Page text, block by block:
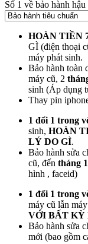
Số 1 về bảo hành hậu
HOÀN TIỀN
GÌ (điện thoại
máy phát sinh.
Bảo hành toàn
máy cũ, 2
sinh (Áp dụng
Thay pin
1 đổi 1 trong
sinh, HOÀN
LÝ DO GÌ.
Bảo hành sửa
cũ, đến tháng
hình , faceid)
1 đổi 1 trong
máy cũ lẫn
VỚI BẤT KỲ
Bảo hành sửa
mới (bao gồm